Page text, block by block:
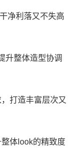
净利落又不失高
升整体造型协调
打造丰富层次又
体look的精致度